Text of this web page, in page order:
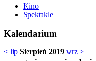
Kino
Spektakle
Kalendarium
< lip Sierpień 2019 wrz >